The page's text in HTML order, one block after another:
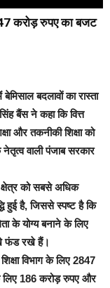
करोड़ रुपए का बजट
बदलावों का रास्ता
बैंस ने कहा कि वित्त
और तकनीकी शिक्षा को
वाली पंजाब सरकार
को सबसे अधिक
हुई है, जिससे स्पष्ट है कि
के योग्य बनाने के लिए
फंड रखे हैं।
विभाग के लिए 2847
लिए 186 करोड़ रुपए और